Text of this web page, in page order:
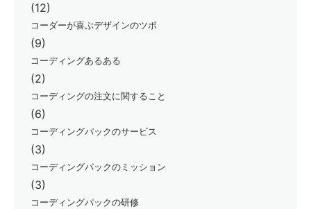
(12)
コーダーが喜ぶデザインのツボ
(9)
コーディングあるある
(2)
コーディングの注文に関すること
(6)
コーディングパックのサービス
(3)
コーディングパックのミッション
(3)
コーディングパックの研修